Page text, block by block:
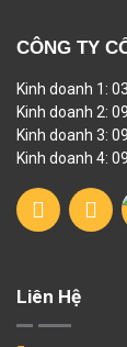
CÔNG TY
Kinh doanh 1:
Kinh doanh 2:
Kinh doanh 3:
Kinh doanh 4:
Liên Hệ